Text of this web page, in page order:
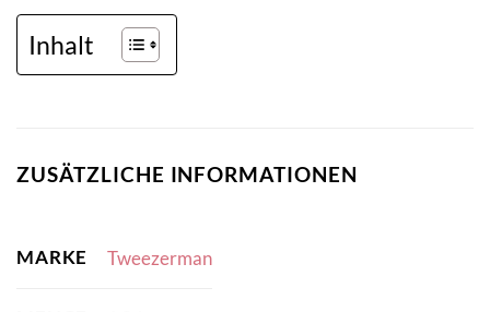
Inhalt
ZUSÄTZLICHE INFORMATIONEN
MARKE Tweezerman